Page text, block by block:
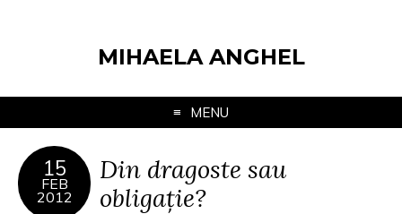
MIHAELA ANGHEL
MENU
15
FEB
2012
Din dragoste sau
obligație?